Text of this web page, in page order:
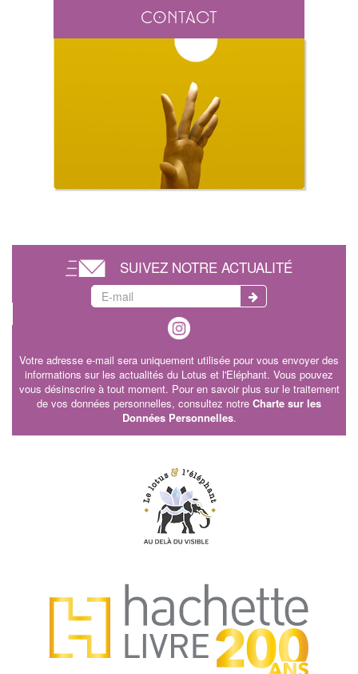
Contact
SUIVEZ NOTRE ACTUALITÉ
Votre adresse e-mail sera uniquement utilisée pour vous envoyer des
informations sur les actualités du Lotus et l'Eléphant. Vous pouvez
vous désinscrire à tout moment. Pour en savoir plus sur le traitement
de vos données personnelles, consultez notre Charte sur les
Données Personnelles.